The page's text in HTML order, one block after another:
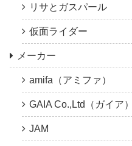
リサとガスパール
仮面ライダー
メーカー
amifa（アミファ）
GAIA Co.,Ltd（ガイア）
JAM